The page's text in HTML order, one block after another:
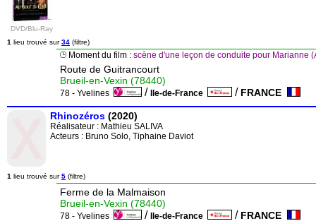
DVD/Blu-Ray
1 lieu trouvé sur34 (filtre)
Moment du film : scène d'une leçon de conduite pour Marianne
Route de Guitrancourt
Brueil-en-Vexin (78440)
78 - Yvelines / Ile-de-France / FRANCE
Rhinozéros (2020)
Réalisateur : Mathieu SALIVA
Acteurs : Bruno Solo, Tiphaine Daviot
1 lieu trouvé sur5 (filtre)
Ferme de la Malmaison
Brueil-en-Vexin (78440)
78 - Yvelines / Ile-de-France / FRANCE